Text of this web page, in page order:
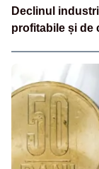
Declinul
profitabile și de